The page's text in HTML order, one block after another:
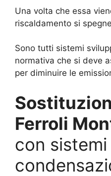
Una volta che essa
riscaldamento si
Sono tutti sistemi
normativa che si deve
per diminuire le
Ferroli
con sistemi